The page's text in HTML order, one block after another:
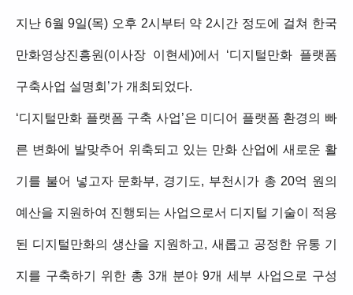
지난 6월 9일(목) 오후 2시부터 약 2시간 정도에 걸쳐 한국
만화영상진흥원(이사장 이현세)에서 ‘디지털만화 플랫폼
구축사업 설명회’가 개최되었다.
‘디지털만화 플랫폼 구축 사업’은 미디어 플랫폼 환경의 빠
른 변화에 발맞추어 위축되고 있는 만화 산업에 새로운 활
기를 불어 넣고자 문화부, 경기도, 부천시가 총 20억 원의
예산을 지원하여 진행되는 사업으로서 디지털 기술이 적용
된 디지털만화의 생산을 지원하고, 새롭고 공정한 유통 기
지를 구축하기 위한 총 3개 분야 9개 세부 사업으로 구성